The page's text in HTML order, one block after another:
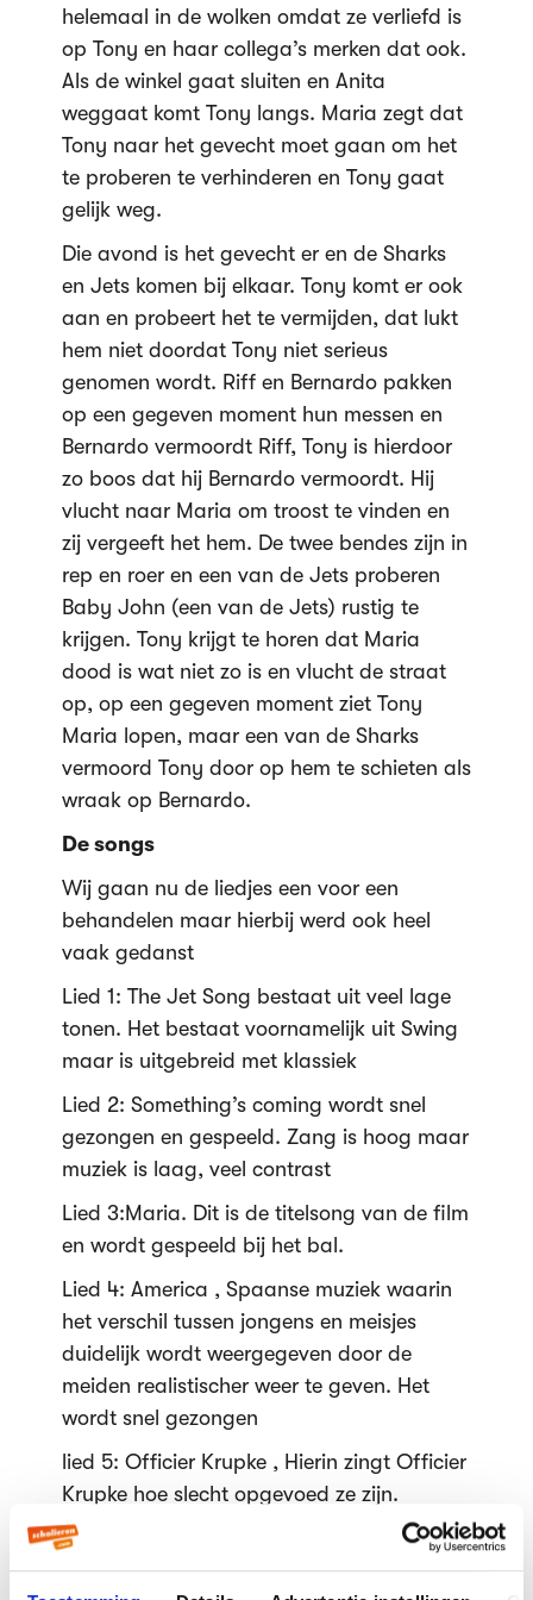
helemaal in de wolken omdat ze verliefd is
op Tony en haar collega’s merken dat ook.
Als de winkel gaat sluiten en Anita
weggaat komt Tony langs. Maria zegt dat
Tony naar het gevecht moet gaan om het
te proberen te verhinderen en Tony gaat
gelijk weg.
Die avond is het gevecht er en de Sharks
en Jets komen bij elkaar. Tony komt er ook
aan en probeert het te vermijden, dat lukt
hem niet doordat Tony niet serieus
genomen wordt. Riff en Bernardo pakken
op een gegeven moment hun messen en
Bernardo vermoordt Riff, Tony is hierdoor
zo boos dat hij Bernardo vermoordt. Hij
vlucht naar Maria om troost te vinden en
zij vergeeft het hem. De twee bendes zijn in
rep en roer en een van de Jets proberen
Baby John (een van de Jets) rustig te
krijgen. Tony krijgt te horen dat Maria
dood is wat niet zo is en vlucht de straat
op, op een gegeven moment ziet Tony
Maria lopen, maar een van de Sharks
vermoord Tony door op hem te schieten als
wraak op Bernardo.
De songs
Wij gaan nu de liedjes een voor een
behandelen maar hierbij werd ook heel
vaak gedanst
Lied 1: The Jet Song bestaat uit veel lage
tonen. Het bestaat voornamelijk uit Swing
maar is uitgebreid met klassiek
Lied 2: Something’s coming wordt snel
gezongen en gespeeld. Zang is hoog maar
muziek is laag, veel contrast
Lied 3:Maria. Dit is de titelsong van de film
en wordt gespeeld bij het bal.
Lied 4: America , Spaanse muziek waarin
het verschil tussen jongens en meisjes
duidelijk wordt weergegeven door de
meiden realistischer weer te geven. Het
wordt snel gezongen
lied 5: Officier Krupke , Hierin zingt Officier
Krupke hoe slecht opgevoed ze zijn.
lied 6: Pretty , gaat over Maria die
helemaal in de wolken is. Spaanse muziek